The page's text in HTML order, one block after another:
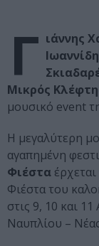
Γ ιάννης
Μικρός
μουσικό event
Η μεγαλύτερη
αγαπημένη
Φιέστα
Φιέστα του
στις 9, 10 και
Ναυπλίου –